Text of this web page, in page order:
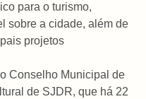
para o turismo,
sobre a cidade, além de
projetos
Conselho Municipal de
de SJDR, que há 22